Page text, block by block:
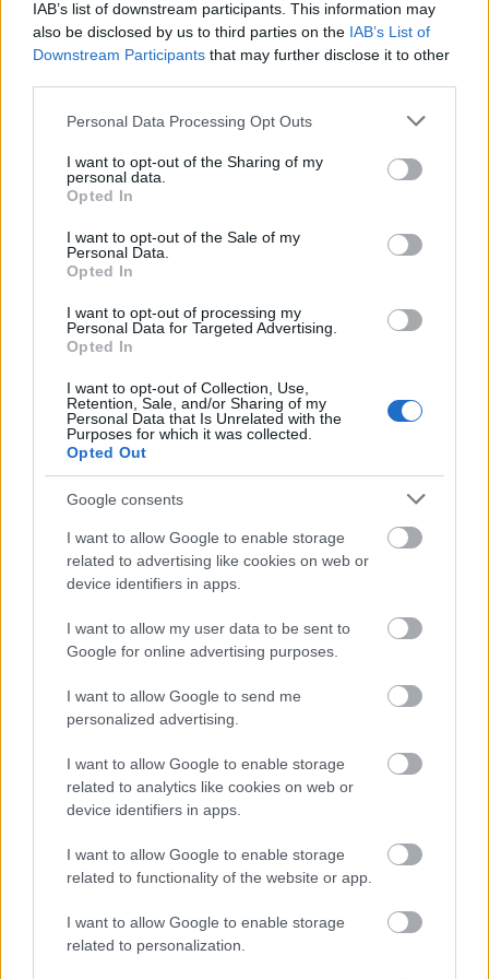
IAB’s list of downstream participants. This information may
also be disclosed by us to third parties on the IAB’s List of
Downstream Participants that may further disclose it to other
Please note that this website/app uses one or more Google
not limited to your visit or usage behaviour. You may click to
grant or deny consent to Google and its third-party tags to
use your data for below specified purposes in below Google
consent section.
Personal Data Processing Opt Outs
I want to opt-out of the Sharing of my
personal data.
Opted In
I want to opt-out of the Sale of my
Personal Data.
Opted In
I want to opt-out of processing my
Personal Data for Targeted Advertising.
Opted In
I want to opt-out of Collection, Use,
Retention, Sale, and/or Sharing of my
Personal Data that Is Unrelated with the
Purposes for which it was collected.
Opted Out
Google consents
I want to allow Google to enable storage
related to advertising like cookies on web or
device identifiers in apps.
I want to allow my user data to be sent to
Google for online advertising purposes.
I want to allow Google to send me
personalized advertising.
I want to allow Google to enable storage
related to analytics like cookies on web or
device identifiers in apps.
I want to allow Google to enable storage
related to functionality of the website or app.
I want to allow Google to enable storage
related to personalization.
ahogyan az obligát apás szülésnél "párom", a
"remek ember" lesápadt, esetleg elájult.
és ki ne maradjon a gyermektelenek legalább egy
órán át tartó győzködése sem arról, hogy sürgősen
élet. (mondjuk ezt azóta se értem: ha valaki boldog,
miért kell azt folyamatosan, verbálisan bizonygatni?)
bocadilla
Hát ez tetszett. És kiderült, hogy nem vagyok
modoros :D
Reckl_Amál
17 éve
Nem olvastam mindenkit végig, de tényleg
megnyugtató, hogy alig van, ami jellemző rám.
Kiráz a hideg az ilyen párocskás buliktól. Ki a fene
lazulás közepette.
maripán
Basszus mi full modorosak vagyunk. Csak
megszokásból. És Horvátországba azért járunk
nyaralni, mert utáljuk a homokos strandokat,
inkább a kietlen sziklás partok vonzanak :) A síelés
pedig frankó dolog. A szüleim már kicsi
gyermekkoromban megtanították, a Zuram meg
csak mostanság kapott rá.
De soha nem járunk velnesszezni. Mondom majd az